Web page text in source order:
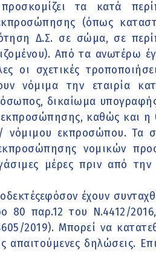
τα κατά
(όπως
Δ.Σ. σε σώμα, σε
Από τα ανωτέρω
οι σχετικές
νόμιμα την εταιρία
δικαίωμα
εκπροσώπησης, καθώς και η
εκπροσώπου. Τα
νομικών
μέρες πριν από
έχουν
80 παρ.12 του Ν.4412/
2019). Μπορεί να
απαιτούμενες δηλώσεις.